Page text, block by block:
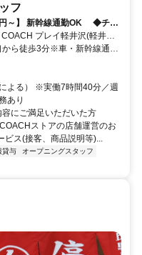
フ
円～】 新幹線通勤OK ◆チー
ファッションへの関心が高
プレイ軽井沢(軽井沢
ら徒歩3分※車・新幹線通勤
よる） ※実働7時間40分／週
あり
にご満足いただいた方
ストアの店舗運営のお
ス(接客、商品説明等)...
貸与
オープニングスタッフ